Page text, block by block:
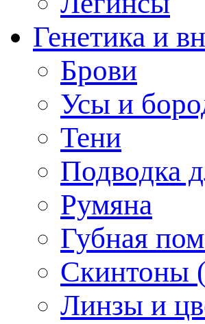
Генетика и
Брови
Усы и
Тени
Подводка
Румяна
Губная
Скинтоны
Линзы и